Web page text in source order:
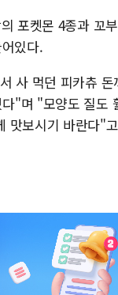
포켓몬 4종과 꼬
있다.
사 먹던 피카츄
"며 "모양도 질도
맛보시기 바란다"